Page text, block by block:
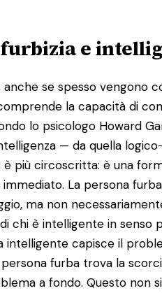
e
se spesso vengono
la capacità di
lo psicologo Howard
— da quella
è più circoscritta: è una
La persona
ma non
chi è intelligente in senso
capisce il
furba trova la
a fondo. Questo non